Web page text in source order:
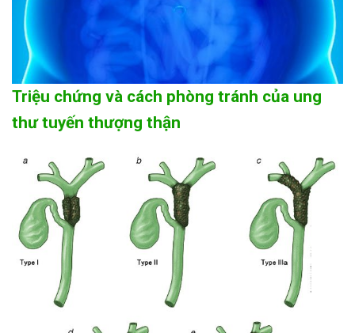
Triệu chứng và cách phòng tránh của ung
thư tuyến thượng thận